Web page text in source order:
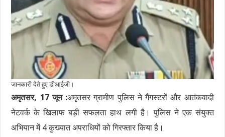
जानकारी देते हुए डीआईजी।
अमृतसर, 17 जून :अमृतसर ग्रामीण पुलिस ने गैंगस्टरों और आतंकवादी
नेटवर्क के खिलाफ बड़ी सफलता हाथ लगी है। पुलिस ने एक संयुक्त
अभियान में 4 कुख्यात अपराधियों को गिरफ्तार किया है।